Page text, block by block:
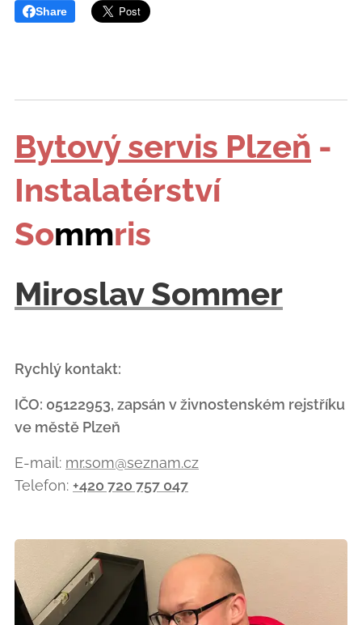
Share
Bytový servis Plzeň -
Instalatérství
Sommris
Miroslav Sommer
Rychlý kontakt:
IČO: 05122953, zapsán v živnostenském rejstříku
ve městě Plzeň
E-mail: mr.som@seznam.cz
Telefon: +420 720 757 047